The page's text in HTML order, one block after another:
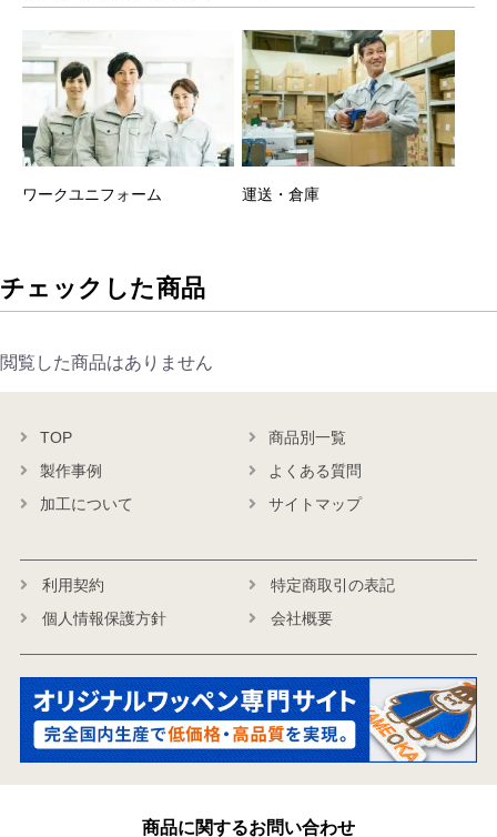
ワークユニフォーム 運送・倉庫
チェックした商品
閲覧した商品はありません
TOP
商品別一覧
製作事例
よくある質問
加工について
サイトマップ
利用契約
特定商取引の表記
個人情報保護方針
会社概要
商品に関するお問い合わせ